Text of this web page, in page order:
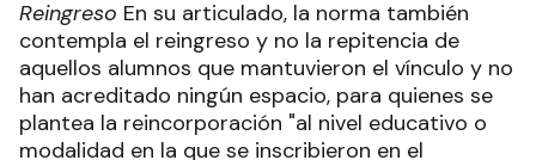
Reingreso En su articulado, la norma también
contempla el reingreso y no la repitencia de
aquellos alumnos que mantuvieron el vínculo y no
han acreditado ningún espacio, para quienes se
plantea la reincorporación "al nivel educativo o
modalidad en la que se inscribieron en el